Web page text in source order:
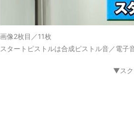
画像2枚目／11枚
スタートピストルは合成ピストル音／電子
▼スク